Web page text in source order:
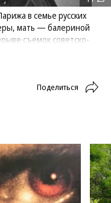
в семье русских
мать — балериной
съемок советско-
Поделиться